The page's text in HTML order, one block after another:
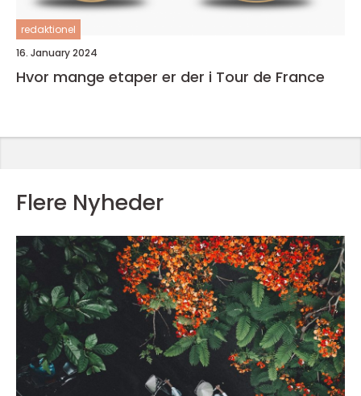
redaktionel
16. January 2024
Hvor mange etaper er der i Tour de France
Flere Nyheder